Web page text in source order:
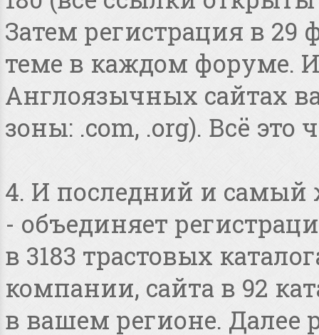
Затем регистрация в 29
теме в каждом форуме.
Англоязычных сайтах
зоны: .com, .org). Всё это
4. И последний и
- объединяет
в 3183 трастовых
компании, сайта в 92
в вашем регионе. Далее